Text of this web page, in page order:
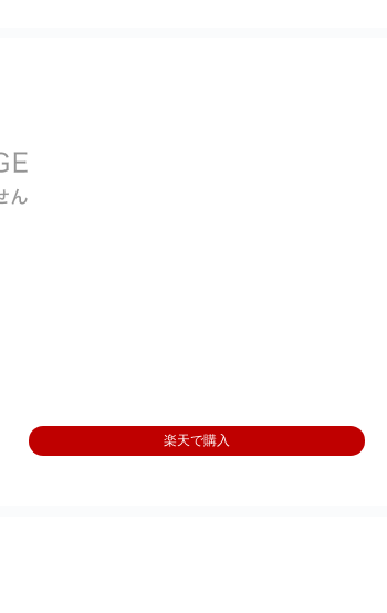
楽天で購入